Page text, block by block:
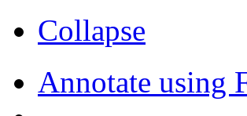
Collapse
Annotate using